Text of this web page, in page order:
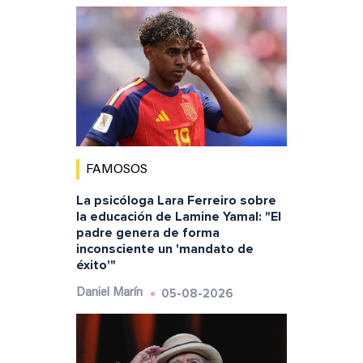
FAMOSOS
La psicóloga Lara Ferreiro sobre
la educación de Lamine Yamal: "El
padre genera de forma
inconsciente un 'mandato de
éxito'"
Daniel Marín 05-08-2026